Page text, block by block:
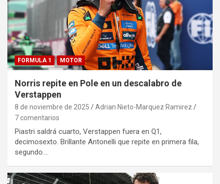
FORMULA 1 MOTOR
Norris repite en Pole en un descalabro de
Verstappen
8 de noviembre de 2025
Adrian Nieto-Marquez Ramirez
7 comentarios
Piastri saldrá cuarto, Verstappen fuera en Q1,
decimosexto. Brillante Antonelli que repite en primera fila,
segundo.…